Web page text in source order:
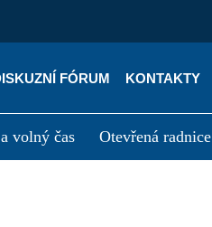
FÓRUM KONTAKTY
volný čas Otevřená radnice